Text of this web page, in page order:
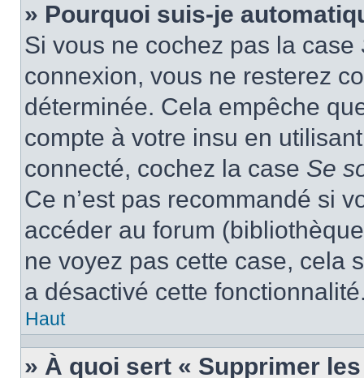
» Pourquoi suis-je
Si vous ne cochez pas la case
connexion, vous ne resterez
déterminée. Cela empêche
compte à votre insu en
connecté, cochez la case Se
Ce n’est pas recommandé si
accéder au forum
ne voyez pas cette case, cela
a désactivé cette
Haut
» À quoi sert « Supprimer